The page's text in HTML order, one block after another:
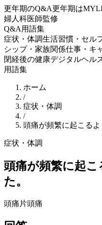
更年期のQ&A更年期は
婦人科医師監修
Q&A 用語集
症状・体調生活習慣・セル
シップ・家族関係仕事・キ
閉経後の健康デジタルヘル
用語集
ホーム
/
症状・体調
/
頭痛が頻繁に起こるよ
症状・体調
頭痛が頻繁に起
た。
頭痛 片頭痛